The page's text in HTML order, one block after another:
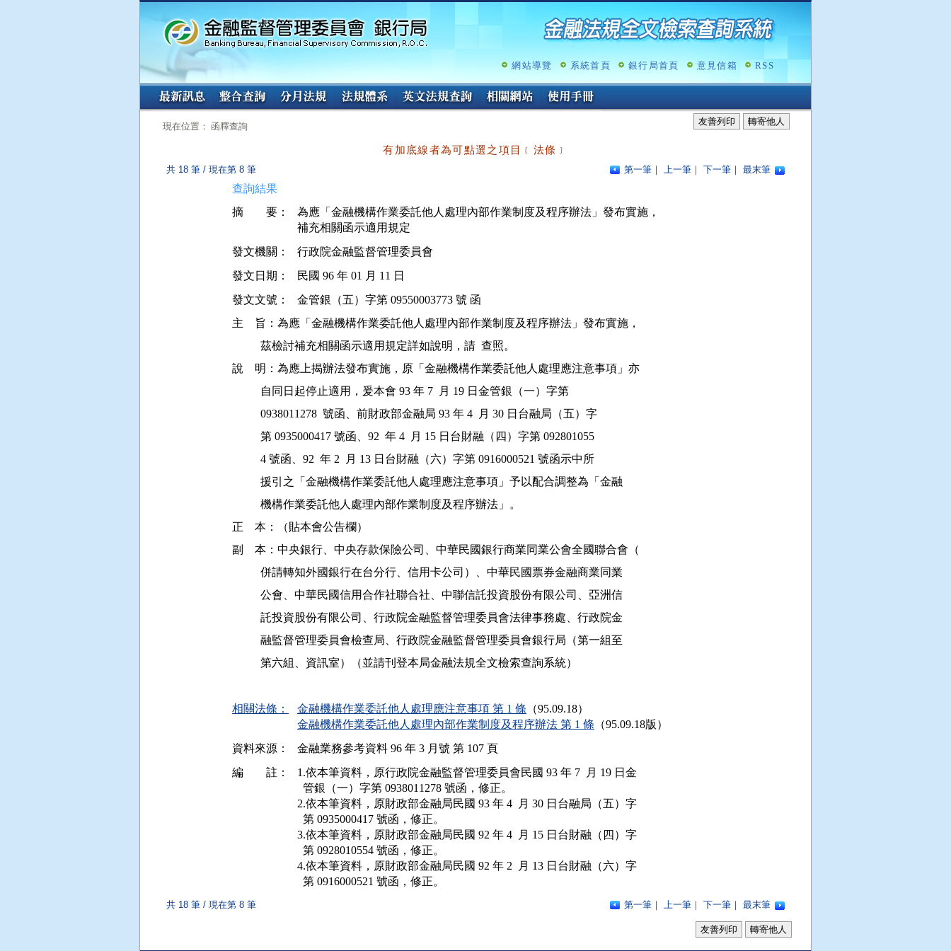
跳
容
網站導覽 系統首頁 銀行局首頁 意見信箱 RSS
:::
現在位置： 函釋查詢 友善列印 轉寄他人
有加底線者為可點選之項目﹝法條﹞
共 18 筆 / 現在第 8 筆 第一筆 ｜ 上一筆 ｜ 下一筆 ｜ 最末筆
查詢結果
摘 要：
為應「金融機構作業委託他人處理內部作業制度及程序辦法」發布實施，
補充相關函示適用規定
發文機關：
行政院金融監督管理委員會
發文日期：
民國 96 年 01 月 11 日
發文文號：
金管銀（五）字第 09550003773 號 函
主    旨：為應「金融機構作業委託他人處理內部作業制度及程序辦法」發布實施，
          茲檢討補充相關函示適用規定詳如說明，請  查照。
說    明：為應上揭辦法發布實施，原「金融機構作業委託他人處理應注意事項」亦
          自同日起停止適用，爰本會 93 年 7  月 19 日金管銀（一）字第
          0938011278  號函、前財政部金融局 93 年 4  月 30 日台融局（五）字
          第 0935000417 號函、92  年 4  月 15 日台財融（四）字第 092801055
          4 號函、92  年 2  月 13 日台財融（六）字第 0916000521 號函示中所
          援引之「金融機構作業委託他人處理應注意事項」予以配合調整為「金融
          機構作業委託他人處理內部作業制度及程序辦法」。
正    本：（貼本會公告欄）
副    本：中央銀行、中央存款保險公司、中華民國銀行商業同業公會全國聯合會（
          併請轉知外國銀行在台分行、信用卡公司）、中華民國票券金融商業同業
          公會、中華民國信用合作社聯合社、中聯信託投資股份有限公司、亞洲信
          託投資股份有限公司、行政院金融監督管理委員會法律事務處、行政院金
          融監督管理委員會檢查局、行政院金融監督管理委員會銀行局（第一組至
          第六組、資訊室）（並請刊登本局金融法規全文檢索查詢系統）
相關法條： 金融機構作業委託他人處理應注意事項 第 1 條 （95.09.18）
金融機構作業委託他人處理內部作業制度及程序辦法 第 1 條 （95.09.18版）
資料來源：
金融業務參考資料 96 年 3 月號 第 107 頁
編 註：
1.依本筆資料，原行政院金融監督管理委員會民國 93 年 7  月 19 日金
  管銀（一）字第 0938011278 號函，修正。
2.依本筆資料，原財政部金融局民國 93 年 4  月 30 日台融局（五）字
  第 0935000417 號函，修正。
3.依本筆資料，原財政部金融局民國 92 年 4  月 15 日台財融（四）字
  第 0928010554 號函，修正。
4.依本筆資料，原財政部金融局民國 92 年 2  月 13 日台財融（六）字
共 18 筆 / 現在第 8 筆 第一筆 ｜ 上一筆 ｜ 下一筆 ｜ 最末筆
友善列印 轉寄他人